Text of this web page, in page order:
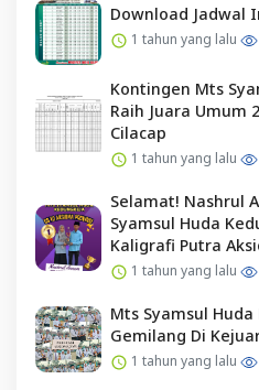
Download Jadwal
1 tahun yang lalu
Kontingen Mts
Raih Juara Umum
Cilacap
1 tahun yang lalu
Selamat! Nashrul
Syamsul Huda
Kaligrafi Putra
Cilacap
1 tahun yang lalu
Mts Syamsul
Gemilang Di
1 tahun yang lalu